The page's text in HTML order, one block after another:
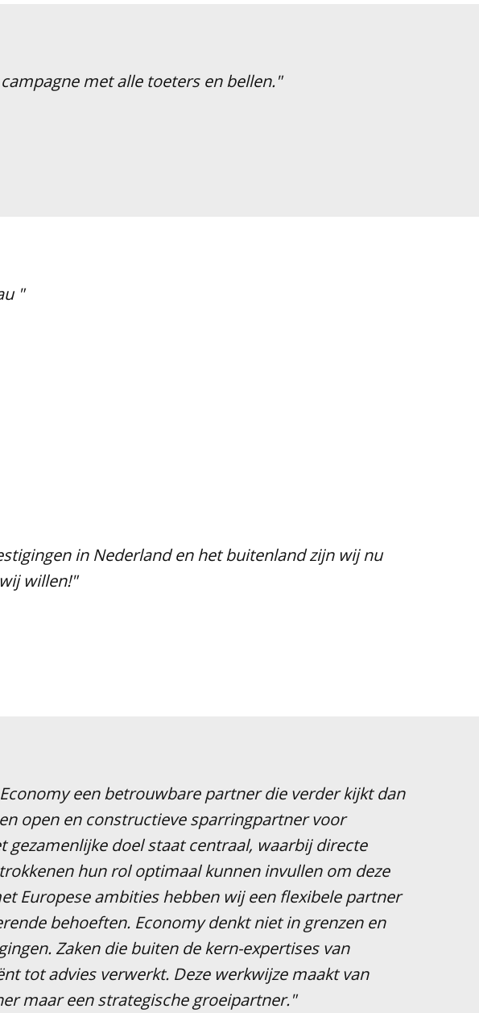
met alle toeters en bellen."
"
in Nederland en het buitenland zijn wij nu
willen!"
een betrouwbare partner die verder kijkt dan
open en constructieve sparringpartner voor
doel staat centraal, waarbij directe
hun rol optimaal kunnen invullen om deze
Europese ambities hebben wij een flexibele partner
behoeften. Economy denkt niet in grenzen en
Zaken die buiten de kern-expertises van
tot advies verwerkt. Deze werkwijze maakt van
maar een strategische groeipartner."